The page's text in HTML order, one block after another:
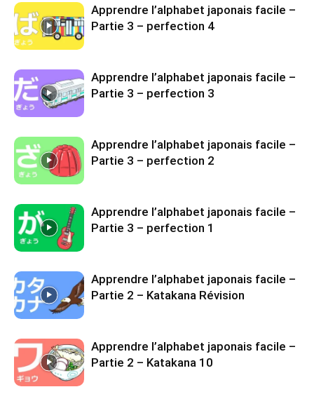
Apprendre l’alphabet japonais facile –
Partie 3 – perfection 4
Apprendre l’alphabet japonais facile –
Partie 3 – perfection 3
Apprendre l’alphabet japonais facile –
Partie 3 – perfection 2
Apprendre l’alphabet japonais facile –
Partie 3 – perfection 1
Apprendre l’alphabet japonais facile –
Partie 2 – Katakana Révision
Apprendre l’alphabet japonais facile –
Partie 2 – Katakana 10